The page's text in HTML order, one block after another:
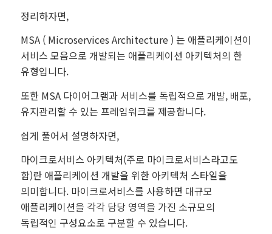
정리하자면,
MSA ( Microservices Architecture ) 는 애플리케이션이
서비스 모음으로 개발되는 애플리케이션 아키텍처의 한
유형입니다.
또한 MSA 다이어그램과 서비스를 독립적으로 개발, 배포,
유지관리할 수 있는 프레임워크를 제공합니다.
쉽게 풀어서 설명하자면,
마이크로서비스 아키텍처(주로 마이크로서비스라고도
함)란 애플리케이션 개발을 위한 아키텍처 스타일을
의미합니다. 마이크로서비스를 사용하면 대규모
애플리케이션을 각각 담당 영역을 가진 소규모의
독립적인 구성요소로 구분할 수 있습니다.